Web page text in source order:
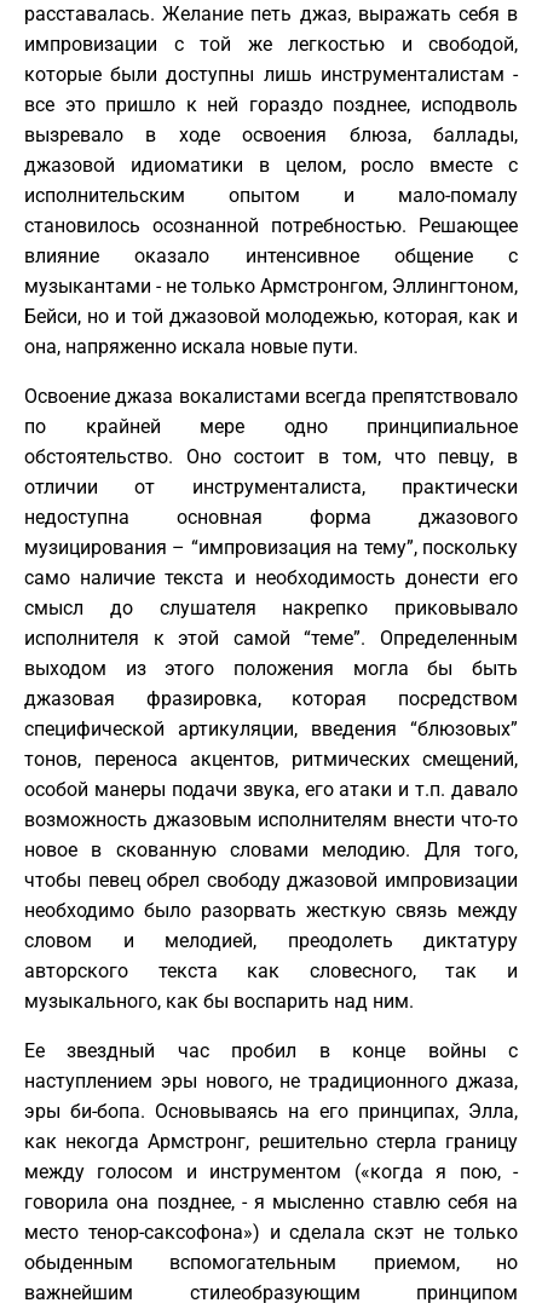
расставалась. Желание петь джаз, выражать себя в
импровизации с той же легкостью и свободой,
которые были доступны лишь инструменталистам -
все это пришло к ней гораздо позднее, исподволь
вызревало в ходе освоения блюза, баллады,
джазовой идиоматики в целом, росло вместе с
исполнительским опытом и мало-помалу
становилось осознанной потребностью. Решающее
влияние оказало интенсивное общение с
музыкантами - не только Армстронгом, Эллингтоном,
Бейси, но и той джазовой молодежью, которая, как и
она, напряженно искала новые пути.
Освоение джаза вокалистами всегда препятствовало
по крайней мере одно принципиальное
обстоятельство. Оно состоит в том, что певцу, в
отличии от инструменталиста, практически
недоступна основная форма джазового
музицирования – “импровизация на тему”, поскольку
само наличие текста и необходимость донести его
смысл до слушателя накрепко приковывало
исполнителя к этой самой “теме”. Определенным
выходом из этого положения могла бы быть
джазовая фразировка, которая посредством
специфической артикуляции, введения “блюзовых”
тонов, переноса акцентов, ритмических смещений,
особой манеры подачи звука, его атаки и т.п. давало
возможность джазовым исполнителям внести что-то
новое в скованную словами мелодию. Для того,
чтобы певец обрел свободу джазовой импровизации
необходимо было разорвать жесткую связь между
словом и мелодией, преодолеть диктатуру
авторского текста как словесного, так и
музыкального, как бы воспарить над ним.
Ее звездный час пробил в конце войны с
наступлением эры нового, не традиционного джаза,
эры би-бопа. Основываясь на его принципах, Элла,
как некогда Армстронг, решительно стерла границу
между голосом и инструментом («когда я пою, -
говорила она позднее, - я мысленно ставлю себя на
место тенор-саксофона») и сделала скэт не только
обыденным вспомогательным приемом, но
важнейшим стилеобразующим принципом